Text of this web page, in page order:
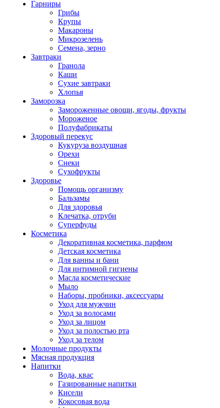
Гарниры
Грибы
Крупы
Макароны
Микрозелень
Семена, зерно
Завтраки
Гранола
Каши
Сухие завтраки
Хлопья
Заморозка
Замороженные овощи, ягоды, фрукты
Мороженое
Полуфабрикаты
Здоровый перекус
Кукуруза воздушная
Орехи
Снеки
Сухофрукты
Здоровье
Помощь организму
Бальзамы
Для здоровья
Клечатка, отруби
Суперфуды
Косметика
Декоративная косметика, парфюм
Детская косметика
Для ванны и бани
Для интимной гигиены
Масла косметические
Мыло
Наборы, пробники, аксессуары
Уход для мужчин
Уход за волосами
Уход за лицом
Уход за полостью рта
Уход за телом
Молочные продукты
Мясная продукция
Напитки
Вода, квас
Газированные напитки
Кисели
Кокосовая вода